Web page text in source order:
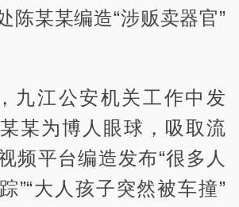
陈某某编造“涉贩卖器官”
九江公安机关工作中发
某为博人眼球，吸取流
频平台编造发布“很多人
”“大人孩子突然被车撞”